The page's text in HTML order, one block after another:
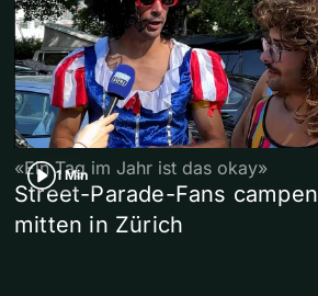
1 Min
«Ein Tag im Jahr ist das okay»
Street-Parade-Fans campen
mitten in Zürich